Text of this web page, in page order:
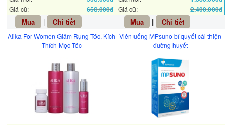
Giá cũ: 650.000đ
Mua | Chi tiết
Giá cũ: 2.400.000đ
Mua | Chi tiết
Alika For Women Giảm Rụng Tóc, Kích
Thích Mọc Tóc
Viên uống MPsuno bí quyết cải thiện
đường huyết